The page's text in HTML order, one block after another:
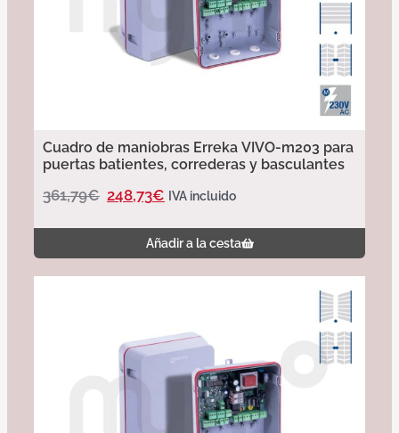
Cuadro de maniobras Erreka VIVO-m203 para
puertas batientes, correderas y basculantes
361,79€ 248,73€ IVA incluido
Añadir a la cesta